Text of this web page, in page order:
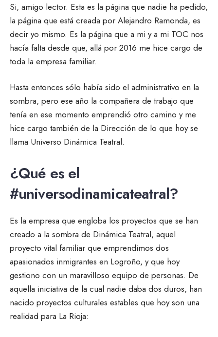
Si, amigo lector. Esta es la página que nadie ha pedido,
la página que está creada por Alejandro Ramonda, es
decir yo mismo. Es la página que a mi y a mi TOC nos
hacía falta desde que, allá por 2016 me hice cargo de
toda la empresa familiar.
Hasta entonces sólo había sido el administrativo en la
sombra, pero ese año la compañera de trabajo que
tenía en ese momento emprendió otro camino y me
hice cargo también de la Dirección de lo que hoy se
llama Universo Dinámica Teatral.
¿Qué es el
#universodinamicateatral?
Es la empresa que engloba los proyectos que se han
creado a la sombra de Dinámica Teatral, aquel
proyecto vital familiar que emprendimos dos
apasionados inmigrantes en Logroño, y que hoy
gestiono con un maravilloso equipo de personas. De
aquella iniciativa de la cual nadie daba dos duros, han
nacido proyectos culturales estables que hoy son una
realidad para La Rioja: